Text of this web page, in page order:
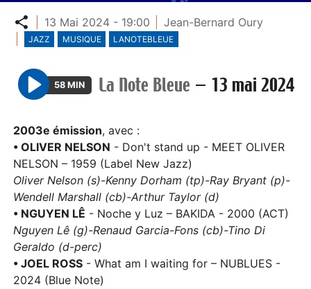
Partager
13 Mai 2024 - 19:00 Jean-Bernard Oury
JAZZ MUSIQUE LANOTEBLEUE
P
a
y
58 MIN La Note Bleue — 13 mai 2024
2003e émission, avec :
• OLIVER NELSON - Don't stand up - MEET OLIVER
NELSON – 1959 (Label New Jazz)
Oliver Nelson (s)-Kenny Dorham (tp)-Ray Bryant (p)-
Wendell Marshall (cb)-Arthur Taylor (d)
• NGUYEN LÊ - Noche y Luz – BAKIDA - 2000 (ACT)
Nguyen Lê (g)-Renaud Garcia-Fons (cb)-Tino Di
Geraldo (d-perc)
• JOEL ROSS - What am I waiting for – NUBLUES -
2024 (Blue Note)